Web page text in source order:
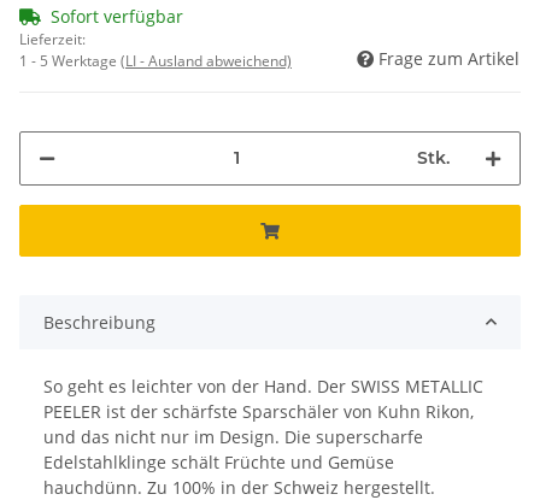
Sofort verfügbar
Lieferzeit:
1 - 5 Werktage (LI - Ausland abweichend) Frage zum Artikel
Stk.
Beschreibung
So geht es leichter von der Hand. Der SWISS METALLIC
PEELER ist der schärfste Sparschäler von Kuhn Rikon,
und das nicht nur im Design. Die superscharfe
Edelstahlklinge schält Früchte und Gemüse
hauchdünn. Zu 100% in der Schweiz hergestellt.